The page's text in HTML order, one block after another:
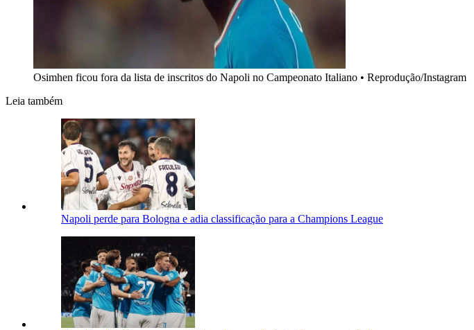
Osimhen ficou fora da lista de inscritos do Napoli no Campeonato Italiano • Reprodução/Instagram
Leia também
Napoli perde para Bologna e adia classificação para a Champions League